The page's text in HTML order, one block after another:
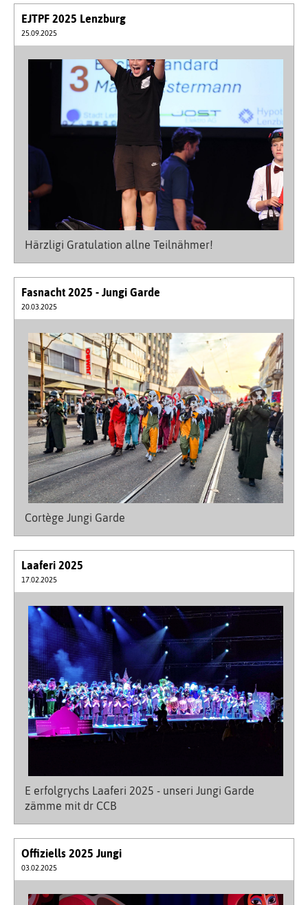
EJTPF 2025 Lenzburg
25.09.2025
Härzligi Gratulation allne Teilnähmer!
Fasnacht 2025 - Jungi Garde
20.03.2025
Cortège Jungi Garde
Laaferi 2025
17.02.2025
E erfolgrychs Laaferi 2025 - unseri Jungi Garde
zämme mit dr CCB
Offiziells 2025 Jungi
03.02.2025